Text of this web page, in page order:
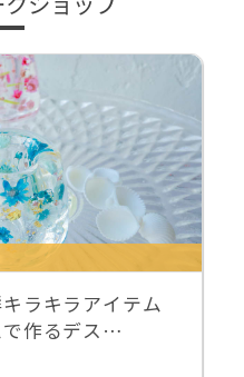
ラキラアイテム
作るデス…